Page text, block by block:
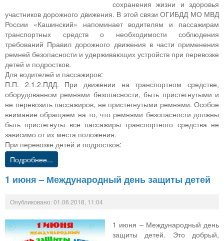
сохранения жизни и здоровья
участников дорожного движения. В этой связи ОГИБДД МО МВД
России «Кашинский» напоминает водителям и пассажирам
транспортных средств о необходимости соблюдения
требований Правил дорожного движения в части применения
ремней безопасности и удерживающих устройств при перевозке
детей и подростков.
Для водителей и пассажиров:
П.П. 2.1.2.ПДД. При движении на транспортном средстве,
оборудованном ремнями безопасности, быть пристегнутыми и
не перевозить пассажиров, не пристегнутыми ремнями. Особое
внимание обращаем на то, что ремнями безопасности должны
быть пристегнуты все пассажиры транспортного средства не
зависимо от их места положения.
При перевозке детей и подростков:
Подробнее...
1 июня – Международный день защиты детей
Опубликовано: 01.06.2018, 11:04
1 июня – Международный день
защиты детей. Это добрый,